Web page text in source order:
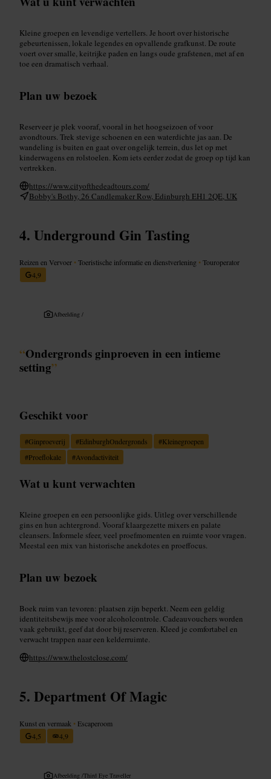
Kleine groepen en levendige vertellers. Je hoort over historische
gebeurtenissen, lokale legendes en opvallende grafkunst. De route
voert over smalle, keitrijke paden en langs oude grafstenen, met af en
toe een dramatisch verhaal.
Plan uw bezoek
Reserveer je plek vooraf, vooral in het hoogseizoen of voor
avondtours. Trek stevige schoenen en een waterdichte jas aan. De
wandeling is buiten en gaat over ongelijk terrein, dus let op met
kinderwagens en rolstoelen. Kom iets eerder zodat de groep op tijd kan
vertrekken.
https://www.cityofthedeadtours.com/
Bobby's Bothy, 26 Candlemaker Row, Edinburgh EH1 2QE, UK
Underground Gin Tasting
Reizen en Vervoer •Toeristische informatie en dienstverlening •Touroperator
4,9
Afbeelding /
“Ondergronds ginproeven in een intieme
setting”
Geschikt voor
#Ginproeverij #EdinburghOndergronds #Kleinegroepen
#Proeflokale #Avondactiviteit
Wat u kunt verwachten
Kleine groepen en een persoonlijke gids. Uitleg over verschillende
gins en hun achtergrond. Vooraf klaargezette mixers en palate
cleansers. Informele sfeer, veel proefmomenten en ruimte voor vragen.
Meestal een mix van historische anekdotes en proeffocus.
Plan uw bezoek
Boek ruim van tevoren: plaatsen zijn beperkt. Neem een geldig
identiteitsbewijs mee voor alcoholcontrole. Cadeauvouchers worden
vaak gebruikt, geef dat door bij reserveren. Kleed je comfortabel en
verwacht trappen naar een kelderruimte.
https://www.thelostclose.com/
Department Of Magic
Kunst en vermaak • Escaperoom
4,5
4,9
Afbeelding /Third Eye Traveller